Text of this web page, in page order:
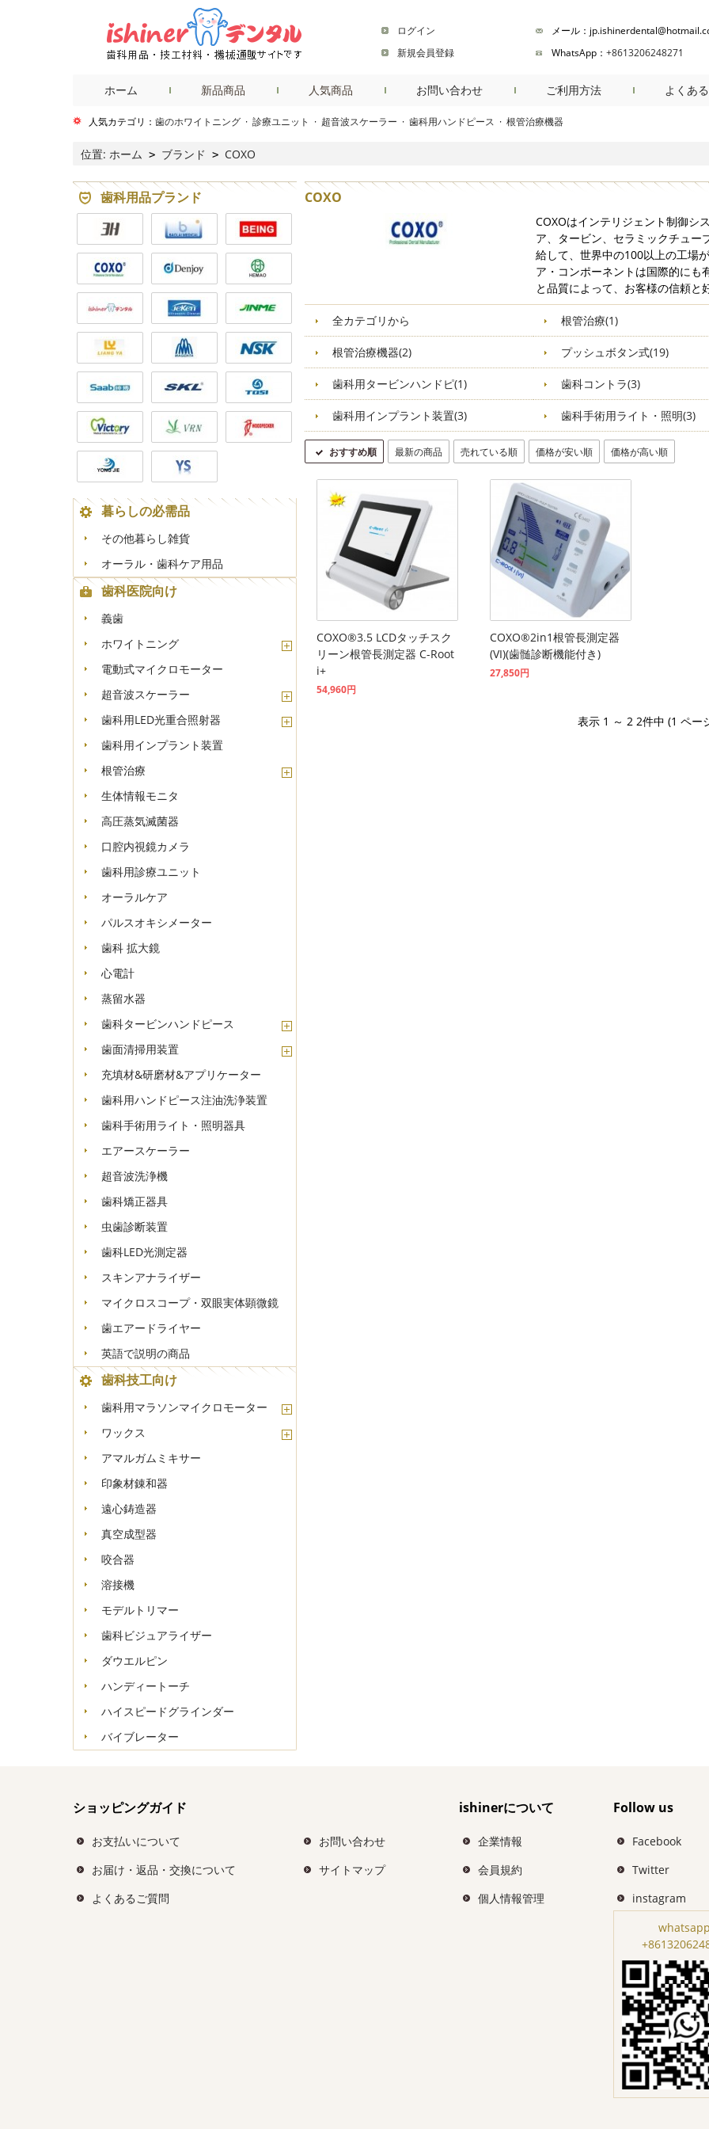
ログイン
新規会員登録
メール：
WhatsApp： +8613206248271
ホーム 新品商品 人気商品 お問い合わせ ご利用方法 よくあ
人気カテゴリ： 歯のホワイトニング · 診療ユニット · 超音波スケーラー · 歯科用ハンドピース · 根管治療機器商品検索
位置: ホーム > ブランド > COXO
COXO
COXOはインテリジェント制御シ
ア、タービン、セラミックチュー
給して、世界中の100以上の工場
ア・コンポーネントは国際的にも
と品質によって、お客様の信頼
全カテゴリから 根管治療(1)
根管治療機器(2) プッシュボタン式(19)
歯科用タービンハンドピ(1) 歯科コントラ(3)
歯科用インプラント装置(3) 歯科手術用ライト・照明(3)
おすすめ順 最新の商品 売れている順 価格が安い順 価格が高い順
COXO®3.5 LCDタッチスク
リーン根管長測定器 C-Root
i+
54,960円
COXO®2in1根管長測定器
(VI)(歯髄診断機能付き)
27,850円
表示 1 ～ 2 2件中 (1 ペー
歯科用品プランド
暮らしの必需品
その他暮らし雑貨
オーラル・歯科ケア用品
歯科医院向け
義歯
ホワイトニング
電動式マイクロモーター
超音波スケーラー
歯科用LED光重合照射器
歯科用インプラント装置
根管治療
生体情報モニタ
高圧蒸気滅菌器
口腔内視鏡カメラ
歯科用診療ユニット
オーラルケア
パルスオキシメーター
歯科 拡大鏡
心電計
蒸留水器
歯科タービンハンドピース
歯面清掃用装置
充填材&研磨材&アプリケーター
歯科用ハンドピース注油洗浄装置
歯科手術用ライト・照明器具
エアースケーラー
超音波洗浄機
歯科矯正器具
虫歯診断装置
歯科LED光測定器
スキンアナライザー
マイクロスコープ・双眼実体顕微鏡
歯エアードライヤー
英語で説明の商品
歯科技工向け
歯科用マラソンマイクロモーター
ワックス
アマルガムミキサー
印象材錬和器
遠心鋳造器
真空成型器
咬合器
溶接機
モデルトリマー
歯科ビジュアライザー
ダウエルピン
ハンディートーチ
ハイスピードグラインダー
バイブレーター
ショッピングガイド
お支払いについて
お届け・返品・交換について
よくあるご質問
お問い合わせ
サイトマップ
ishinerについて
企業情報
会員規約
個人情報管理
Follow us
Facebook
Twitter
instagram